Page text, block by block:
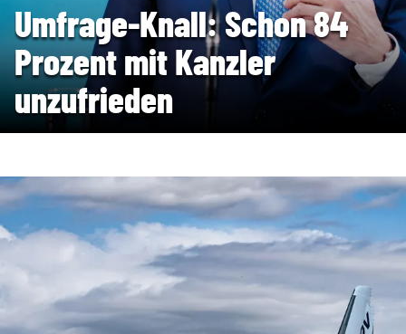
Umfrage-Knall: Schon 84
Prozent mit Kanzler
unzufrieden